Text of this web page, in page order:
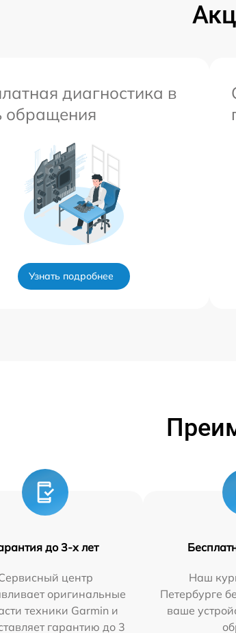
диагностика в
обращения
Узнать подробнее
до 3-х лет
центр
оригинальные
техники Garmin и
гарантию до 3
Наш
Петербурге
ваше